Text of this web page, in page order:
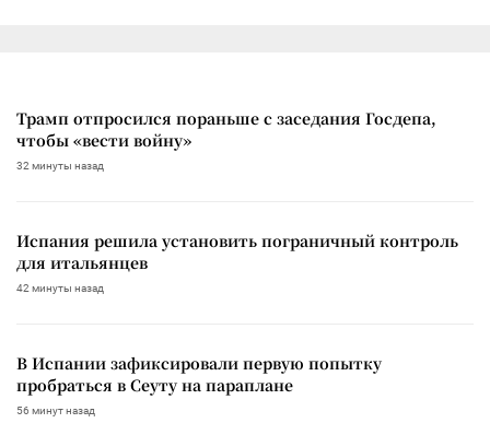
Трамп отпросился пораньше с заседания Госдепа,
чтобы «вести войну»
32 минуты назад
Испания решила установить пограничный контроль
для итальянцев
42 минуты назад
В Испании зафиксировали первую попытку
пробраться в Сеуту на параплане
56 минут назад